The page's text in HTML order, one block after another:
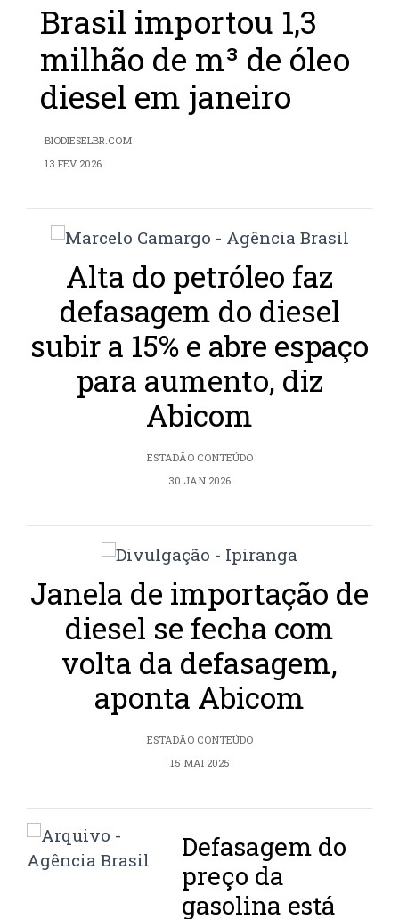
Brasil importou 1,3
milhão de m³ de óleo
diesel em janeiro
BIODIESELBR.COM
13 FEV 2026
Alta do petróleo faz
defasagem do diesel
subir a 15% e abre espaço
para aumento, diz
Abicom
ESTADÃO CONTEÚDO
30 JAN 2026
Janela de importação de
diesel se fecha com
volta da defasagem,
aponta Abicom
ESTADÃO CONTEÚDO
15 MAI 2025
Defasagem do
preço da
gasolina está